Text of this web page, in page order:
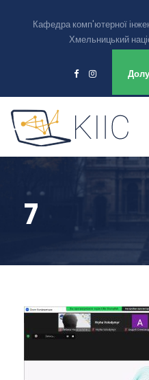
Кафедра комп'ютерної
Хмельницький
7